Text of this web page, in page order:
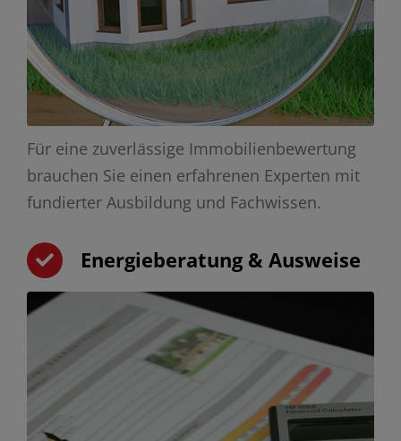
Für eine zuverlässige Immobilienbewertung
brauchen Sie einen erfahrenen Experten mit
fundierter Ausbildung und Fachwissen.
Energieberatung & Ausweise